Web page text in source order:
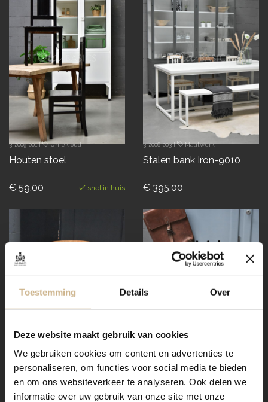
Toestemming Details Over
Deze website maakt gebruik van cookies
We gebruiken cookies om content en advertenties te
personaliseren, om functies voor social media te bieden
en om ons websiteverkeer te analyseren. Ook delen we
informatie over uw gebruik van onze site met onze
3-2009-001| Uniek oud
Houten stoel
€ 59.00 snel in huis
3-2006-003| Maatwerk
Stalen bank Iron-9010
€ 395.00
3-1702-001| BASICS Elements
Industrieel krukje
3-1504-016 | BASICS Elements
Industrieel krukje